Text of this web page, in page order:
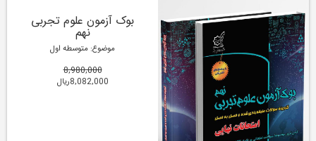
بوک آزمون علوم تجربی
نهم
موضوع: متوسطه اول
8,980,000
8,082,000ریال